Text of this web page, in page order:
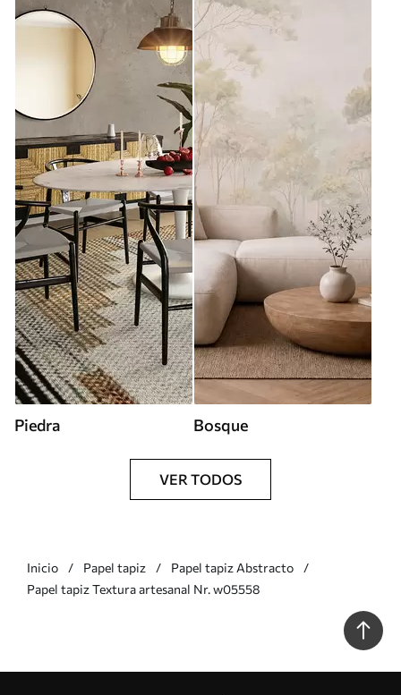
Piedra Bosque
VER TODOS
Inicio Papel tapiz
Papel tapiz Abstracto
Papel tapiz Textura artesanal Nr. w05558